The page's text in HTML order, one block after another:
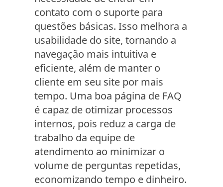
contato com o suporte para
questões básicas. Isso melhora a
usabilidade do site, tornando a
navegação mais intuitiva e
eficiente, além de manter o
cliente em seu site por mais
tempo. Uma boa página de FAQ
é capaz de otimizar processos
internos, pois reduz a carga de
trabalho da equipe de
atendimento ao minimizar o
volume de perguntas repetidas,
economizando tempo e dinheiro.